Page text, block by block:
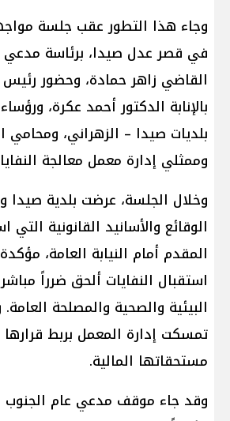
وجاء هذا التطور عقب جلسة
في قصر عدل صيدا، برئاسة مدعي
القاضي زاهر حمادة، وحضور رئيس
بالإنابة الدكتور أحمد عكرة،
بلديات صيدا – الزهراني، ومحامي
وممثلي إدارة معمل معالجة
وخلال الجلسة، عرضت بلدية صيدا
الوقائع والأسانيد القانونية التي
المقدم أمام النيابة العامة،
استقبال النفايات ألحق ضرراً
البيئية والصحية والمصلحة
تمسكت إدارة المعمل بربط
مستحقاتها المالية.
وقد جاء موقف مدعي عام الجنوب